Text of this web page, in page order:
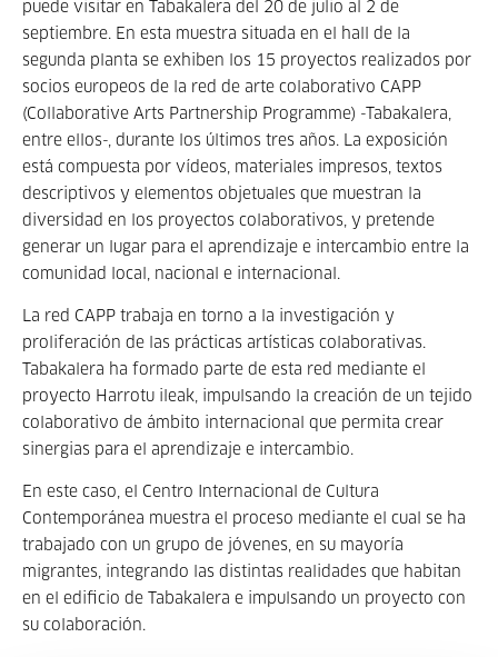
puede visitar en Tabakalera del 20 de julio al 2 de
septiembre. En esta muestra situada en el hall de la
segunda planta se exhiben los 15 proyectos realizados por
socios europeos de la red de arte colaborativo CAPP
(Collaborative Arts Partnership Programme) -Tabakalera,
entre ellos-, durante los últimos tres años. La exposición
está compuesta por vídeos, materiales impresos, textos
descriptivos y elementos objetuales que muestran la
diversidad en los proyectos colaborativos, y pretende
generar un lugar para el aprendizaje e intercambio entre la
comunidad local, nacional e internacional.
La red CAPP trabaja en torno a la investigación y
proliferación de las prácticas artísticas colaborativas.
Tabakalera ha formado parte de esta red mediante el
proyecto Harrotu ileak, impulsando la creación de un tejido
colaborativo de ámbito internacional que permita crear
sinergias para el aprendizaje e intercambio.
En este caso, el Centro Internacional de Cultura
Contemporánea muestra el proceso mediante el cual se ha
trabajado con un grupo de jóvenes, en su mayoría
migrantes, integrando las distintas realidades que habitan
en el edificio de Tabakalera e impulsando un proyecto con
su colaboración.